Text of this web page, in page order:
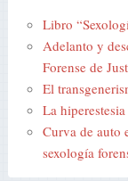
Libro
Adelanto y
Forense de
El
La
Curva de auto
sexología